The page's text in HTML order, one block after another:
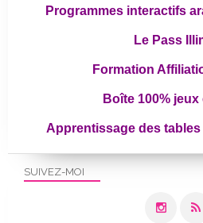
SUIVEZ-MOI
Programmes interactifs
Le Pass
Formation
Boîte 100% jeux
Apprentissage des